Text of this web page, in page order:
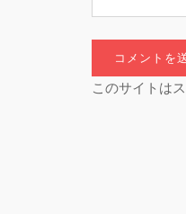
このサイトは